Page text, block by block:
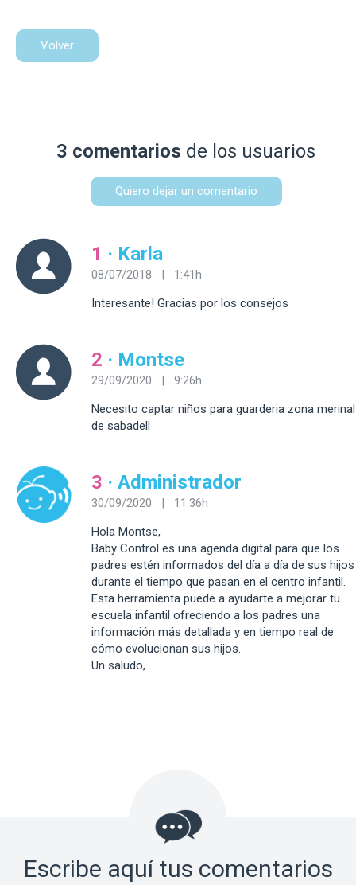
Volver
3 comentarios de los usuarios
Quiero dejar un comentario
1 · Karla
08/07/2018 | 1:41h
Interesante! Gracias por los consejos
2 · Montse
29/09/2020 | 9:26h
Necesito captar niños para guarderia zona merinal
de sabadell
3 · Administrador
30/09/2020 | 11:36h
Hola Montse,
Baby Control es una agenda digital para que los
padres estén informados del día a día de sus hijos
durante el tiempo que pasan en el centro infantil.
Esta herramienta puede a ayudarte a mejorar tu
escuela infantil ofreciendo a los padres una
información más detallada y en tiempo real de
cómo evolucionan sus hijos.
Un saludo,
Escribe aquí tus comentarios